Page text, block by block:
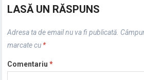
LASĂ UN RĂSPUNS
Adresa ta de email nu va fi publicată.
marcate cu *
Comentariu*